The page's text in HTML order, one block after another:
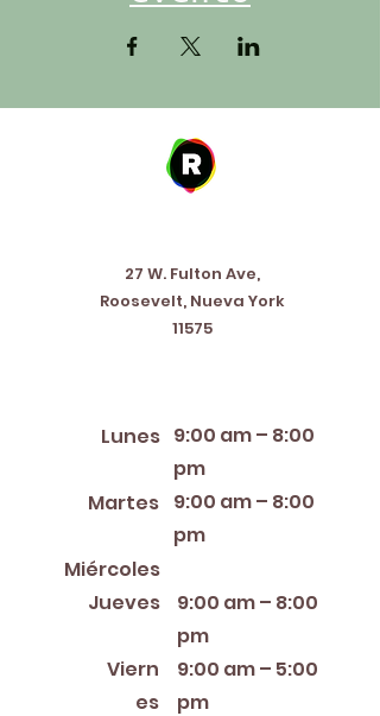
27 W. Fulton Ave,
Roosevelt, Nueva York
11575
Lunes
Martes
Miércoles
Jueves
Viern
es
9:00 am – 8:00
pm
9:00 am – 8:00
pm
9:00 am – 8:00
pm
9:00 am – 5:00
pm